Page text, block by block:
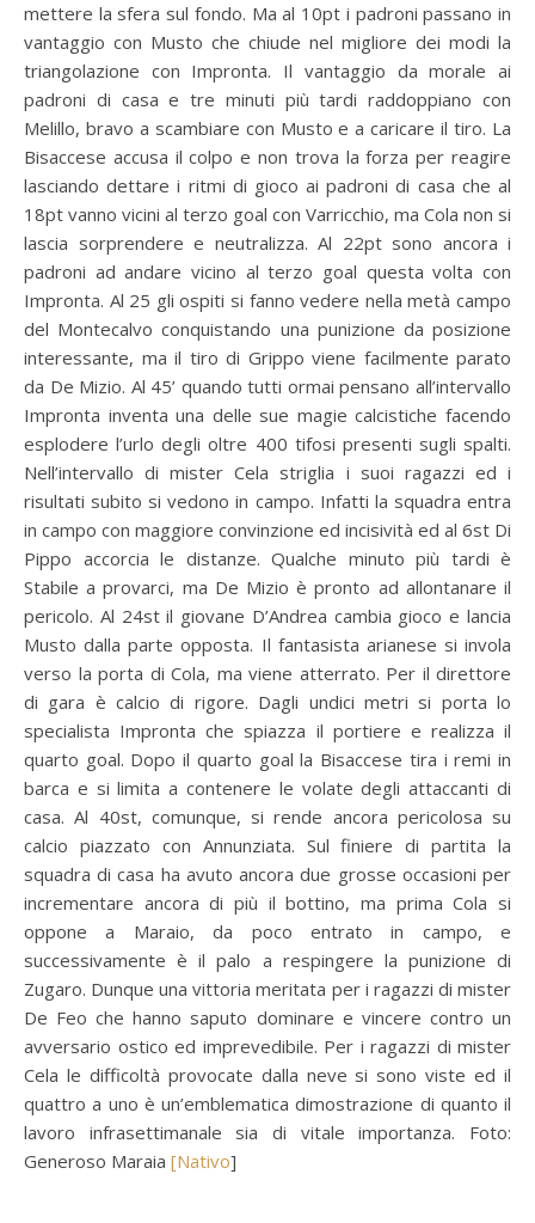
mettere la sfera sul fondo. Ma al 10pt i padroni passano in
vantaggio con Musto che chiude nel migliore dei modi la
triangolazione con Impronta. Il vantaggio da morale ai
padroni di casa e tre minuti più tardi raddoppiano con
Melillo, bravo a scambiare con Musto e a caricare il tiro. La
Bisaccese accusa il colpo e non trova la forza per reagire
lasciando dettare i ritmi di gioco ai padroni di casa che al
18pt vanno vicini al terzo goal con Varricchio, ma Cola non si
lascia sorprendere e neutralizza. Al 22pt sono ancora i
padroni ad andare vicino al terzo goal questa volta con
Impronta. Al 25 gli ospiti si fanno vedere nella metà campo
del Montecalvo conquistando una punizione da posizione
interessante, ma il tiro di Grippo viene facilmente parato
da De Mizio. Al 45’ quando tutti ormai pensano all’intervallo
Impronta inventa una delle sue magie calcistiche facendo
esplodere l’urlo degli oltre 400 tifosi presenti sugli spalti.
Nell’intervallo di mister Cela striglia i suoi ragazzi ed i
risultati subito si vedono in campo. Infatti la squadra entra
in campo con maggiore convinzione ed incisività ed al 6st Di
Pippo accorcia le distanze. Qualche minuto più tardi è
Stabile a provarci, ma De Mizio è pronto ad allontanare il
pericolo. Al 24st il giovane D’Andrea cambia gioco e lancia
Musto dalla parte opposta. Il fantasista arianese si invola
verso la porta di Cola, ma viene atterrato. Per il direttore
di gara è calcio di rigore. Dagli undici metri si porta lo
specialista Impronta che spiazza il portiere e realizza il
quarto goal. Dopo il quarto goal la Bisaccese tira i remi in
barca e si limita a contenere le volate degli attaccanti di
casa. Al 40st, comunque, si rende ancora pericolosa su
calcio piazzato con Annunziata. Sul finiere di partita la
squadra di casa ha avuto ancora due grosse occasioni per
incrementare ancora di più il bottino, ma prima Cola si
oppone a Maraio, da poco entrato in campo, e
successivamente è il palo a respingere la punizione di
Zugaro. Dunque una vittoria meritata per i ragazzi di mister
De Feo che hanno saputo dominare e vincere contro un
avversario ostico ed imprevedibile. Per i ragazzi di mister
Cela le difficoltà provocate dalla neve si sono viste ed il
quattro a uno è un’emblematica dimostrazione di quanto il
lavoro infrasettimanale sia di vitale importanza. Foto:
Generoso Maraia [Nativo]